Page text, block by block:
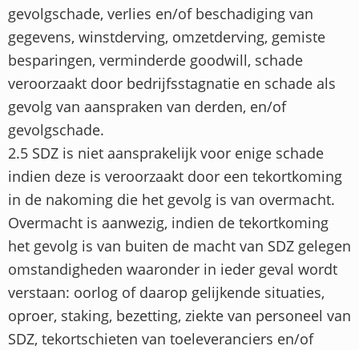
gevolgschade, verlies en/of beschadiging van
gegevens, winstderving, omzetderving, gemiste
besparingen, verminderde goodwill, schade
veroorzaakt door bedrijfsstagnatie en schade als
gevolg van aanspraken van derden, en/of
gevolgschade.
2.5 SDZ is niet aansprakelijk voor enige schade
indien deze is veroorzaakt door een tekortkoming
in de nakoming die het gevolg is van overmacht.
Overmacht is aanwezig, indien de tekortkoming
het gevolg is van buiten de macht van SDZ gelegen
omstandigheden waaronder in ieder geval wordt
verstaan: oorlog of daarop gelijkende situaties,
oproer, staking, bezetting, ziekte van personeel van
SDZ, tekortschieten van toeleveranciers en/of